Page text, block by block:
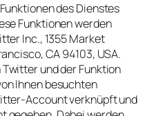
des Dienstes
Funktionen werden
Inc., 1355 Market
CA 94103, USA.
und der Funktion
Ihnen besuchten
Account verknüpft und